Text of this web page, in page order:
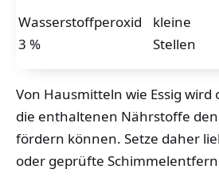
Wasserstoffperoxid
3 %
kleine
Stellen
Von Hausmitteln wie Essig
die enthaltenen Nährstoffe
fördern können. Setze daher
oder geprüfte